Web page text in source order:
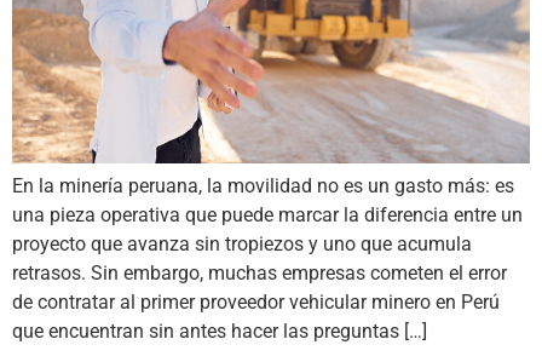
En la minería peruana, la movilidad no es un gasto más: es
una pieza operativa que puede marcar la diferencia entre un
proyecto que avanza sin tropiezos y uno que acumula
retrasos. Sin embargo, muchas empresas cometen el error
de contratar al primer proveedor vehicular minero en Perú
que encuentran sin antes hacer las preguntas […]